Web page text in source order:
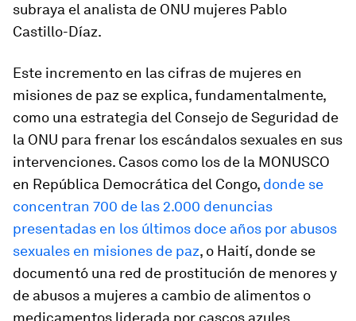
subraya el analista de ONU mujeres Pablo
Castillo-Díaz.
Este incremento en las cifras de mujeres en
misiones de paz se explica, fundamentalmente,
como una estrategia del Consejo de Seguridad de
la ONU para frenar los escándalos sexuales en sus
intervenciones. Casos como los de la MONUSCO
en República Democrática del Congo, donde se
concentran 700 de las 2.000 denuncias
presentadas en los últimos doce años por abusos
sexuales en misiones de paz, o Haití, donde se
documentó una red de prostitución de menores y
de abusos a mujeres a cambio de alimentos o
medicamentos liderada por cascos azules,